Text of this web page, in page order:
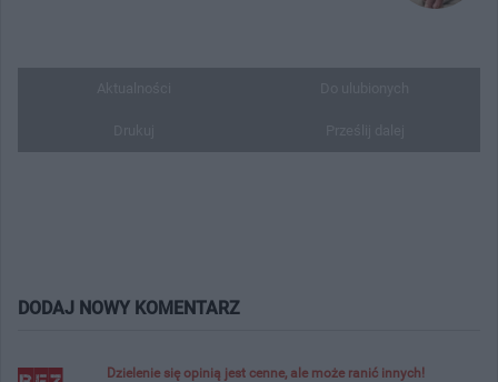
DODAJ NOWY KOMENTARZ
Dzielenie się opinią jest cenne, ale może ranić innych!